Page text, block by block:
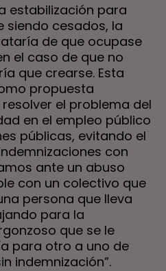
estabilización para
siendo cesados, la
de que ocupase
el caso de que no
que crearse. Esta
propuesta
el problema del
en el empleo público
públicas, evitando el
con
ante un abuso
con un colectivo que
persona que lleva
para la
que se le
para otro a uno de
indemnización”.